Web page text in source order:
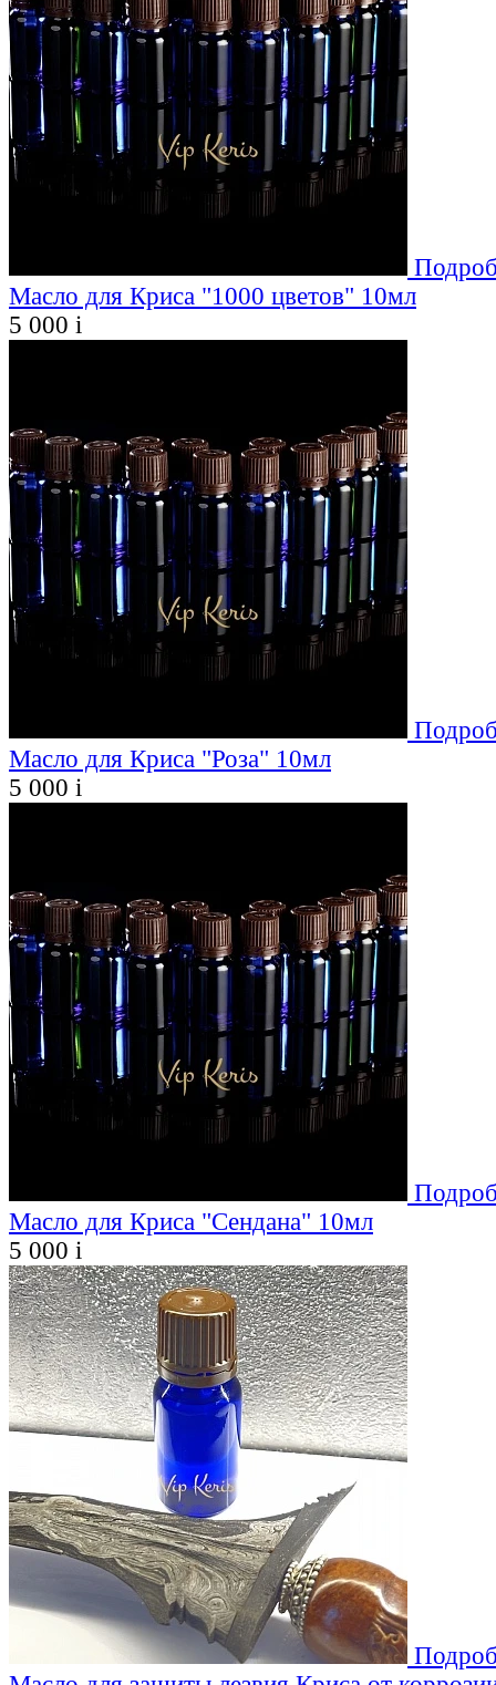
Масло для Криса "1000 цветов" 10мл
5 000 i
Масло для Криса "Роза" 10мл
5 000 i
Масло для Криса "Сендана" 10мл
5 000 i